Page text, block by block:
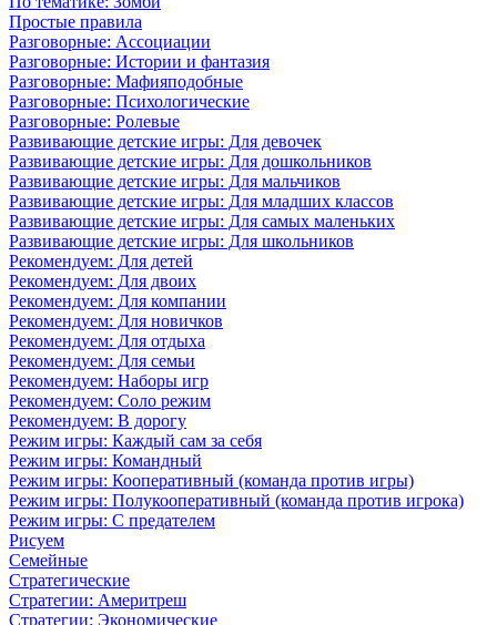
Простые правила
Разговорные: Ассоциации
Разговорные: Истории и фантазия
Разговорные: Мафияподобные
Разговорные: Психологические
Разговорные: Ролевые
Развивающие детские игры: Для девочек
Развивающие детские игры: Для дошкольников
Развивающие детские игры: Для мальчиков
Развивающие детские игры: Для младших классов
Развивающие детские игры: Для самых маленьких
Развивающие детские игры: Для школьников
Рекомендуем: Для детей
Рекомендуем: Для двоих
Рекомендуем: Для компании
Рекомендуем: Для новичков
Рекомендуем: Для отдыха
Рекомендуем: Для семьи
Рекомендуем: Наборы игр
Рекомендуем: Соло режим
Рекомендуем: В дорогу
Режим игры: Каждый сам за себя
Режим игры: Командный
Режим игры: Кооперативный (команда против игры)
Режим игры: Полукооперативный (команда против игрока)
Режим игры: С предателем
Рисуем
Семейные
Стратегические
Стратегии: Америтреш
Стратегии: Экономические